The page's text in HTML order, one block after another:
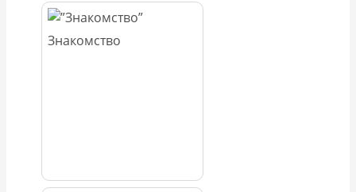
Знакомство